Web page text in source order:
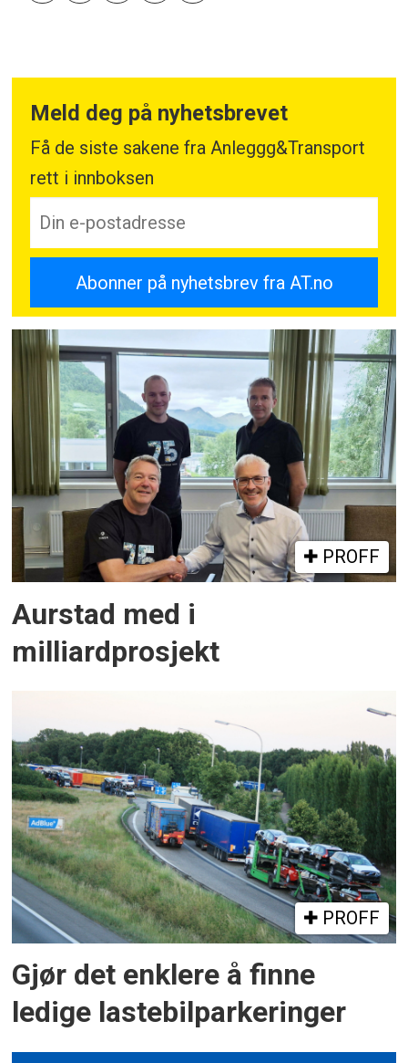
Meld deg på nyhetsbrevet
Få de siste sakene fra Anleggg&Transport
rett i innboksen
PROFF
Aurstad med i
milliardprosjekt
PROFF
Gjør det enklere å finne
ledige lastebilparkeringer